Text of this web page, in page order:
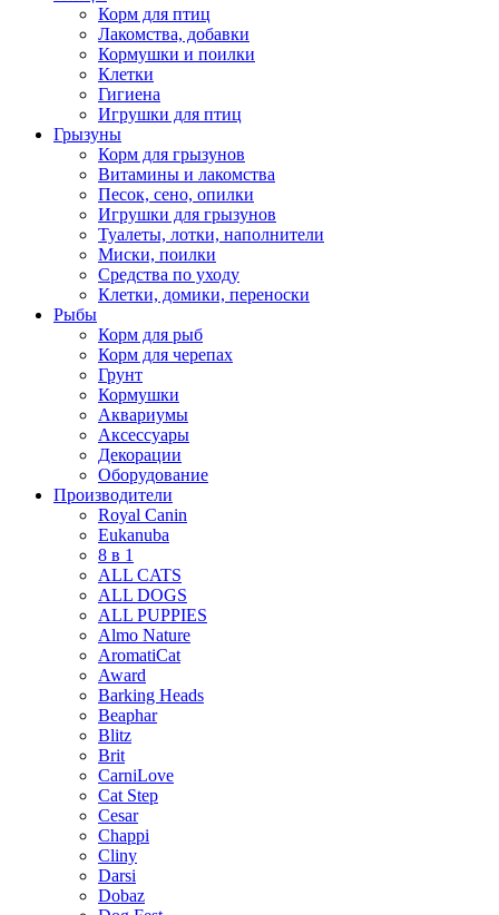
Корм для птиц
Лакомства, добавки
Кормушки и поилки
Клетки
Гигиена
Игрушки для птиц
Грызуны
Корм для грызунов
Витамины и лакомства
Песок, сено, опилки
Игрушки для грызунов
Туалеты, лотки, наполнители
Миски, поилки
Средства по уходу
Клетки, домики, переноски
Рыбы
Корм для рыб
Корм для черепах
Грунт
Кормушки
Аквариумы
Аксессуары
Декорации
Оборудование
Производители
Royal Canin
Eukanuba
8 в 1
ALL CATS
ALL DOGS
ALL PUPPIES
Almo Nature
AromatiCat
Award
Barking Heads
Beaphar
Blitz
Brit
CarniLove
Cat Step
Cesar
Chappi
Cliny
Darsi
Dobaz